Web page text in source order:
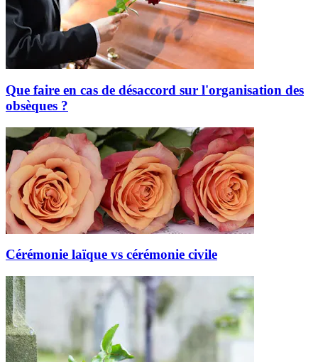
Que faire en cas de désaccord sur l'organisation des
obsèques ?
Cérémonie laïque vs cérémonie civile